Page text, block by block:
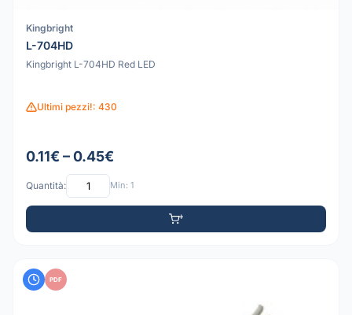
Kingbright
L-704HD
Kingbright L-704HD Red LED
Ultimi pezzi!: 430
0.11€ – 0.45€
Quantità: Min: 1
PDF